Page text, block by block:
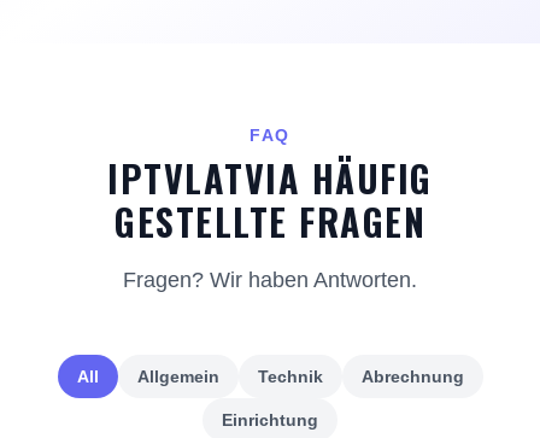
FAQ
IPTVLATVIA HÄUFIG
GESTELLTE FRAGEN
Fragen? Wir haben Antworten.
All Allgemein Technik Abrechnung
Einrichtung